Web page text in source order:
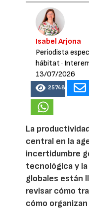
Isabel Arjona
Periodista
hábitat ·
13/07/2026
25748
La
central en la
incertidumbre
tecnológica y
globales están
revisar cómo
cómo